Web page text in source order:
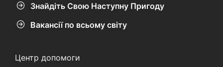
Знайдіть Свою Наступну Пригоду
Вакансії по всьому світу
Центр допомоги